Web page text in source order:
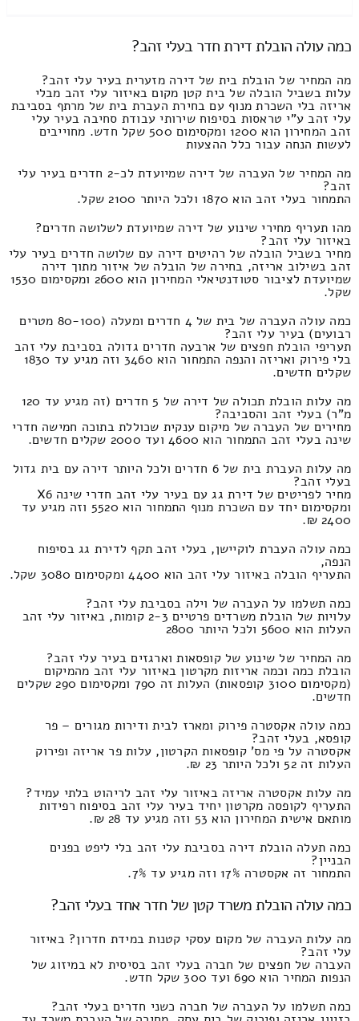
כמה עולה הובלת דירת חדר בעלי זהב?
מה המחיר של הובלת בית של דירה מזערית בעיר עלי זהב?
עלות בשביל הובלה של בית קטן מקום באיזור עלי זהב מבלי
אריזה בלי השכרת מנוף עם בחירת העברת בית של מרתף בסביבת
עלי זהב ע"י טראסות בסיפוח שירותי עבודת סחיבה בעיר עלי
זהב המחירון הוא 1200 ומקסימום 500 שקל חדש. מחוייבים
לעשות הנחה עבור כלל ההצעות
מה המחיר של העברה של דירה שמיועדת לכ-2 חדרים בעיר עלי
זהב?
התמחור בעלי זהב הוא 1870 ולכל היותר 2100 שקל.
מהו תעריף מחירי שינוע של דירה שמיועדת לשלושה חדרים?
באיזור עלי זהב?
מחיר בשביל הובלה של רהיטים דירה עם שלושה חדרים בעיר עלי
זהב בשילוב אריזה, בחירה של הובלה של איזור מתוך דירה
שמיועדת לציבור סטודנטיאלי המחירון הוא 2600 ומקסימום 1530
שקל.
כמה עולה העברה של בית של 4 חדרים ומעלה (80-100 מטרים
רבועים) בעיר עלי זהב?
תעריפי הובלת חפצים של ארבעה חדרים גדולה בסביבת עלי זהב
בלי פירוק ואריזה והנפה התמחור הוא 3460 וזה מגיע עד 1830
שקלים חדשים.
מה עלות הובלת תכולה של דירה של 5 חדרים (זה מגיע עד 120
מ"ר) בעלי זהב והסביבה?
מחירים של העברה של מיקום ענקית שכוללת בתוכה חמישה חדרי
שינה בעלי זהב התמחור הוא 4600 ועד 2000 שקלים חדשים.
מה עלות העברת בית של 6 חדרים ולכל היותר דירה עם בית גדול
בעלי זהב?
מחיר לפריטים של דירת גג עם בעיר עלי זהב חדרי שינה X6
ומקסימום יחד עם השכרת מנוף התמחור הוא 5520 וזה מגיע עד
2400 ₪.
כמה עולה העברת לוקיישן, בעלי זהב תקף לדירת גג בסיפוח
הנפה,
התעריף הובלה באיזור עלי זהב הוא 4400 ומקסימום 3080 שקל.
כמה תשלמו על העברה של וילה בסביבת עלי זהב?
עלויות של הובלת משרדים פרטיים 2-3 קומות, באיזור עלי זהב
העלות הוא 5600 ולכל היותר 2800
מה המחיר של שינוע של קופסאות וארגזים בעיר עלי זהב?
הובלת כמה וכמה אריזות מקרטון באיזור עלי זהב מהמיקום
(מקסימום 3100 קופסאות) העלות זה 790 ומקסימום 290 שקלים
חדשים.
כמה עולה אקסטרה פירוק ומארז לבית ודירות מגורים – פר
קופסא, בעלי זהב?
אקסטרה על פי מס' קופסאות הקרטון, עלות פר אריזה ופירוק
העלות זה 52 ולכל היותר 23 ₪.
מה עלות אקסטרה אריזה באיזור עלי זהב לריהוט בלתי עמיד?
התעריף לקופסה מקרטון יחיד בעיר עלי זהב בסיפוח רפידות
מותאם אישית המחירון הוא 53 וזה מגיע עד 28 ₪.
כמה תעלה הובלת דירה בסביבת עלי זהב בלי ליפט בפנים
הבניין?
התמחור זה אקסטרה 17% וזה מגיע עד 7%.
כמה עולה הובלת משרד קטן של חדר אחד בעלי זהב?
מה עלות העברה של מקום עסקי קטנות במידת חדרון? באיזור
עלי זהב?
העברה של חפצים של חברה בעלי זהב בסיסית לא במיזוג של
הנפות המחיר הוא 690 ועד 300 שקל חדש.
כמה תשלמו על העברה של חברה כשני חדרים בעלי זהב?